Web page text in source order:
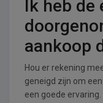
Ik heb de
aankoop
Hou er rekening
geneigd zijn om
een goede